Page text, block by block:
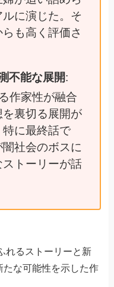
に演じた。そ
も高く評価さ
不能な展開:
作家性が融合
を裏切る展開が
に最終話で
社会のボスに
トーリーが話
れるストーリーと新
たな可能性を示した作